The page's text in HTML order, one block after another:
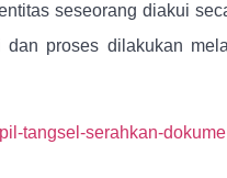
seseorang diakui
dan proses dilakukan
tangsel-serahkan-